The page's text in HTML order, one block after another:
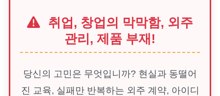
취업, 창업의 막막함, 외주
관리, 제품 부재!
당신의 고민은 무엇입니까? 현실과 동떨어
진 교육, 실패만 반복하는 외주 계약, 아이디